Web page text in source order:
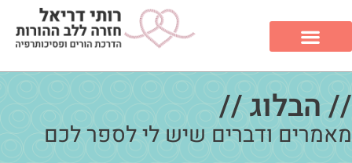
// הבלוג //
מאמרים ודברים שיש לי לספר לכם